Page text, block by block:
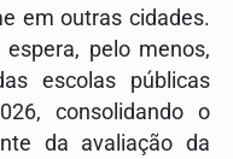
em outras cidades.
pelo menos,
escolas públicas
consolidando o
da avaliação da